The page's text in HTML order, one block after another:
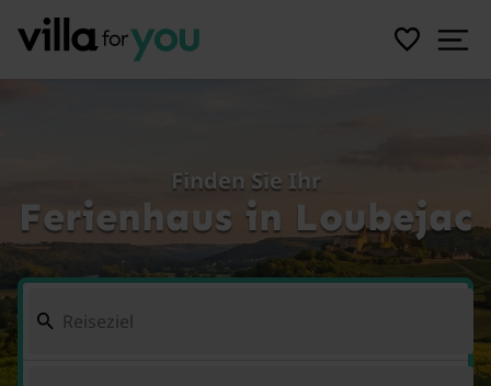
Finden Sie Ihr
Ferienhaus in Loubejac